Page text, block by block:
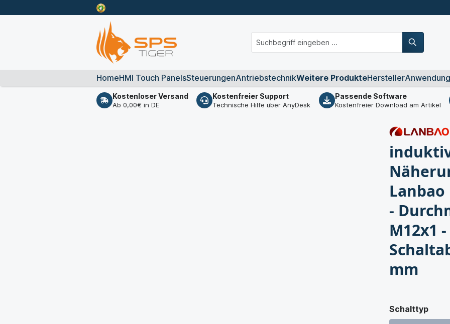
HomeHMI Touch PanelsSteuerungenAntriebstechnikWeitere ProdukteHersteller
Kostenloser Versand
Ab 0,00€ in DE
Kostenfreier Support
Technische Hilfe über AnyDesk
Passende Software
Kostenfreier Download am Artikel
Lanbao
-
M12x1 -
mm
Schalttyp